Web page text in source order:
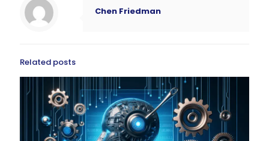
Chen Friedman
Related posts